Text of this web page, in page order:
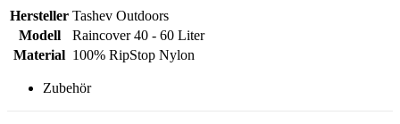
Hersteller Tashev Outdoors
Modell
Raincover 40 - 60 Liter
Material 100% RipStop Nylon
Zubehör